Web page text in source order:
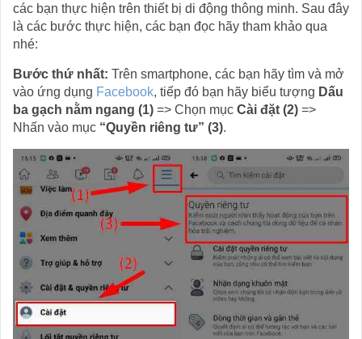
các bạn thực hiện trên thiết bị di động thông minh. Sau đây
là các bước thực hiện, các bạn đọc hãy tham khảo qua
nhé:
Bước thứ nhất: Trên smartphone, các bạn hãy tìm và mở
vào ứng dụng Facebook, tiếp đó bạn hãy biểu tượng Dấu
ba gạch nằm ngang (1) => Chọn mục Cài đặt (2) =>
Nhấn vào mục “Quyền riêng tư” (3).